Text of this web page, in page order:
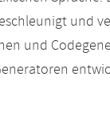
und
und